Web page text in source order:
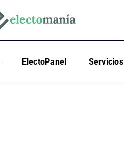
ElectoPanel Servicios